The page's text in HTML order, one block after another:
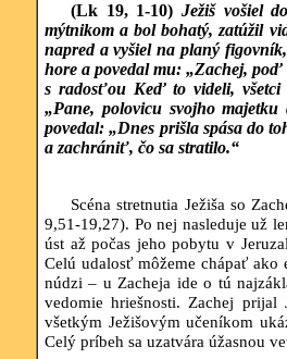
(Lk 19, 1-10) Ježiš vošiel
mýtnikom a bol bohatý, zatúžil
napred a vyšiel na planý
hore a povedal mu: „Zachej,
s radosťou Keď to videli, všetci
„Pane, polovicu svojho
povedal: „Dnes prišla spása do
a zachrániť, čo sa stratilo.“
Scéna stretnutia Ježiša so
9,51-19,27). Po nej nasleduje už
úst až počas jeho pobytu v
Celú udalosť môžeme chápať ako
núdzi – u Zacheja ide o tú
vedomie hriešnosti. Zachej prijal
všetkým Ježišovým učeníkom
Celý príbeh sa uzatvára úžasnou